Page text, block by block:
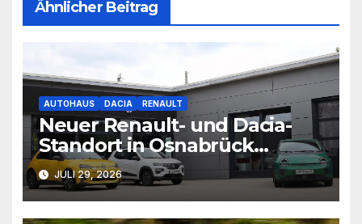
Ähnlicher Beitrag
AUTOHAUS DACIA RENAULT
Neuer Renault- und Dacia-
Standort in Osnabrück
eröffnet
JULI 29, 2026